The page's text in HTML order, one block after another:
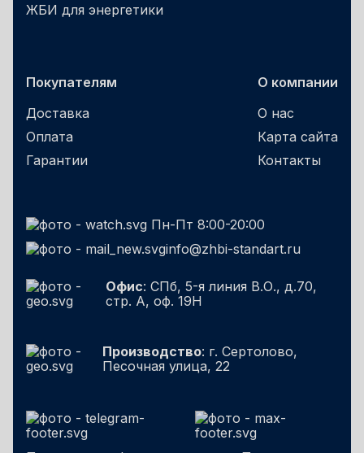
ЖБИ для энергетики
Покупателям
Доставка
Оплата
Гарантии
О компании
О нас
Карта сайта
Контакты
Пн-Пт 8:00-20:00
info@zhbi-standart.ru
Офис: СПб, 5-я линия В.О., д.70,
стр. А, оф. 19Н
Производство: г. Сертолово,
Песочная улица, 22